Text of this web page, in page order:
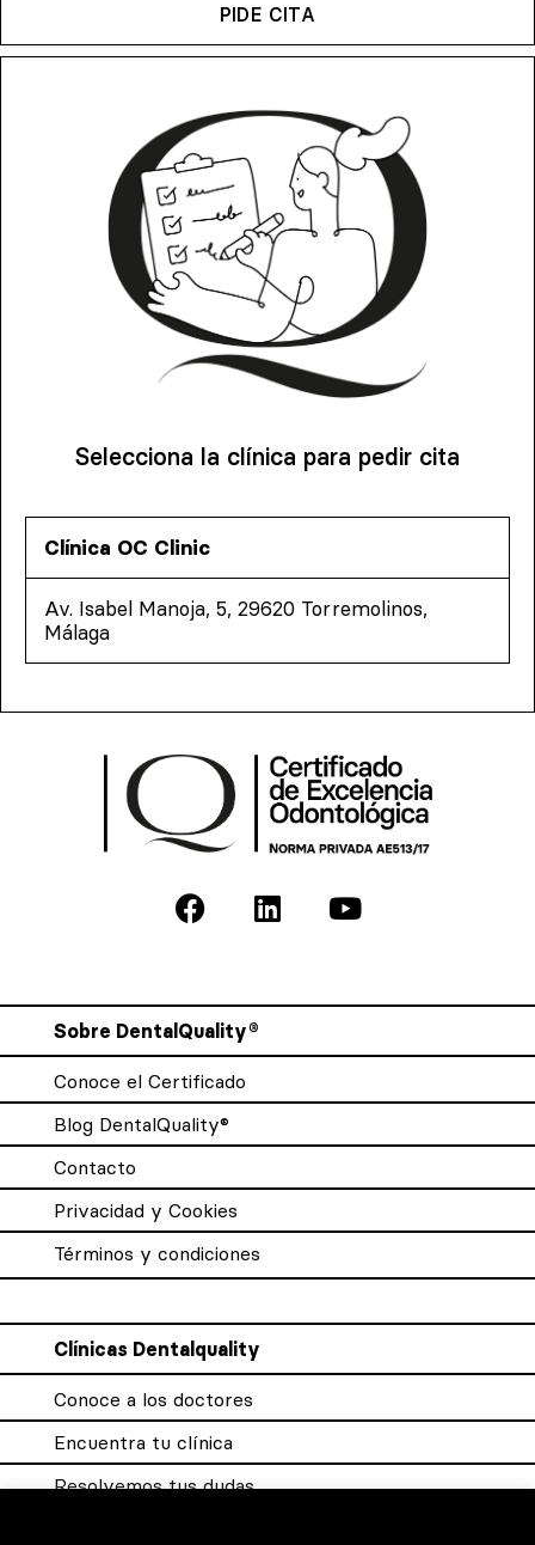
PIDE CITA
Selecciona la clínica para pedir cita
Clínica OC Clinic
Av. Isabel Manoja, 5, 29620 Torremolinos,
Málaga
Sobre DentalQuality®
Conoce el Certificado
Blog DentalQuality®
Contacto
Privacidad y Cookies
Términos y condiciones
Clínicas Dentalquality
Conoce a los doctores
Encuentra tu clínica
Resolvemos tus dudas